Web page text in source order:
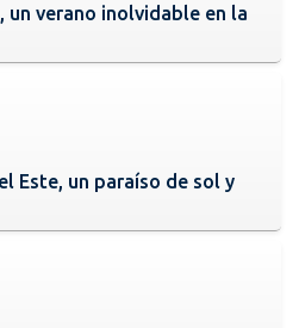
un verano inolvidable en la
Este, un paraíso de sol y